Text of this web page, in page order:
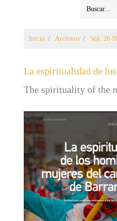
Inicio Archivos Vol. 26
La espiritualidad de
The spirituality of the
Barra lateral del